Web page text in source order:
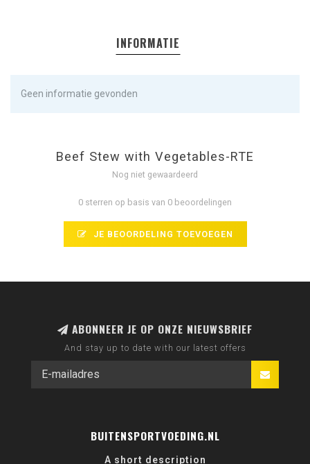
INFORMATIE
Geen informatie gevonden
Beef Stew with Vegetables-RTE
Nog niet gewaardeerd
0 sterren op basis van 0 beoordelingen
JE BEOORDELING TOEVOEGEN
ABONNEER JE OP ONZE NIEUWSBRIEF
And stay up to date with our latest offers
BUITENSPORTVOEDING.NL
A short description